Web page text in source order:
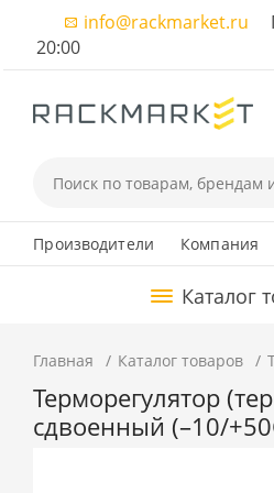
info@rackmarket.ru
20:00
Производители Компания
Каталог
Главная Каталог товаров
Терморегулятор
сдвоенный (–10/